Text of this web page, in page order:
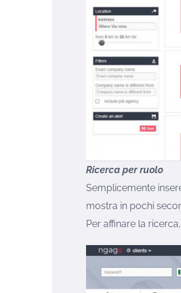
Ricerca per ruolo
Semplicemente
mostra in pochi
Per affinare la